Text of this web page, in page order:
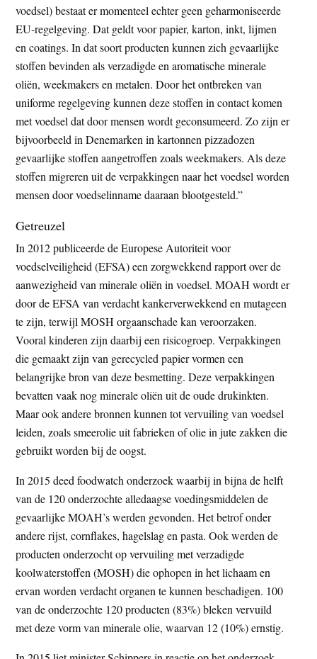
voedsel) bestaat er momenteel echter geen geharmoniseerde
EU-regelgeving. Dat geldt voor papier, karton, inkt, lijmen
en coatings. In dat soort producten kunnen zich gevaarlijke
stoffen bevinden als verzadigde en aromatische minerale
oliën, weekmakers en metalen. Door het ontbreken van
uniforme regelgeving kunnen deze stoffen in contact komen
met voedsel dat door mensen wordt geconsumeerd. Zo zijn er
bijvoorbeeld in Denemarken in kartonnen pizzadozen
gevaarlijke stoffen aangetroffen zoals weekmakers. Als deze
stoffen migreren uit de verpakkingen naar het voedsel worden
mensen door voedselinname daaraan blootgesteld.”
Getreuzel
In 2012 publiceerde de Europese Autoriteit voor
voedselveiligheid (EFSA) een zorgwekkend rapport over de
aanwezigheid van minerale oliën in voedsel. MOAH wordt er
door de EFSA van verdacht kankerverwekkend en mutageen
te zijn, terwijl MOSH orgaanschade kan veroorzaken.
Vooral kinderen zijn daarbij een risicogroep. Verpakkingen
die gemaakt zijn van gerecycled papier vormen een
belangrijke bron van deze besmetting. Deze verpakkingen
bevatten vaak nog minerale oliën uit de oude drukinkten.
Maar ook andere bronnen kunnen tot vervuiling van voedsel
leiden, zoals smeerolie uit fabrieken of olie in jute zakken die
gebruikt worden bij de oogst.
In 2015 deed foodwatch onderzoek waarbij in bijna de helft
van de 120 onderzochte alledaagse voedingsmiddelen de
gevaarlijke MOAH’s werden gevonden. Het betrof onder
andere rijst, cornflakes, hagelslag en pasta. Ook werden de
producten onderzocht op vervuiling met verzadigde
koolwaterstoffen (MOSH) die ophopen in het lichaam en
ervan worden verdacht organen te kunnen beschadigen. 100
van de onderzochte 120 producten (83%) bleken vervuild
met deze vorm van minerale olie, waarvan 12 (10%) ernstig.